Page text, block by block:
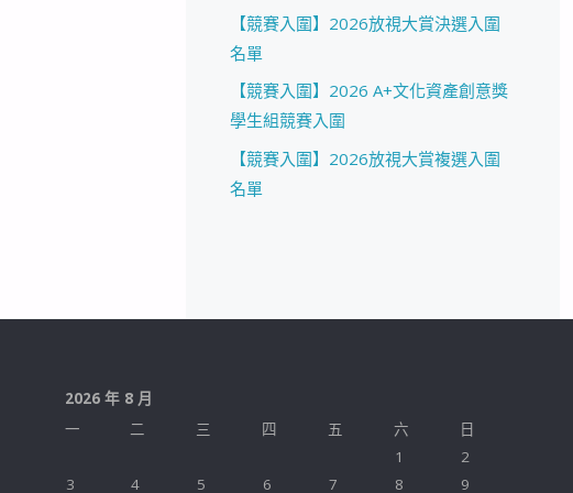
【競賽入圍】2026放視大賞決選入圍
名單
【競賽入圍】2026 A+文化資產創意獎
學生組競賽入圍
【競賽入圍】2026放視大賞複選入圍
名單
2026 年 8 月
一
二 三 四 五 六
日
1
2
3
4 5 6 7 8 9